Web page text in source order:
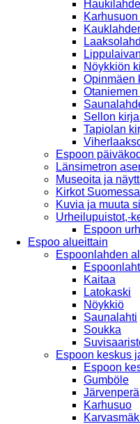
Nöykkiön
Opinmäen
Sellon
Tapiolan
Espoon
Länsimetron
Museoita ja
Kirkot
Kuvia ja muuta
Urheilupuistot,-
Espoon
Espoo alueittain
Espoonlahden
Kaitaa
Latokaski
Nöykkiö
Saunalahti
Soukka
Espoon keskus
Espoon
Gumböle
Järvenperä
Karhusuo